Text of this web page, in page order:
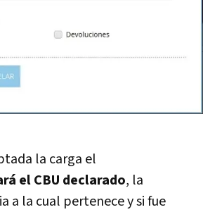
la carga el
el CBU declarado, la
a la cual pertenece y si fue